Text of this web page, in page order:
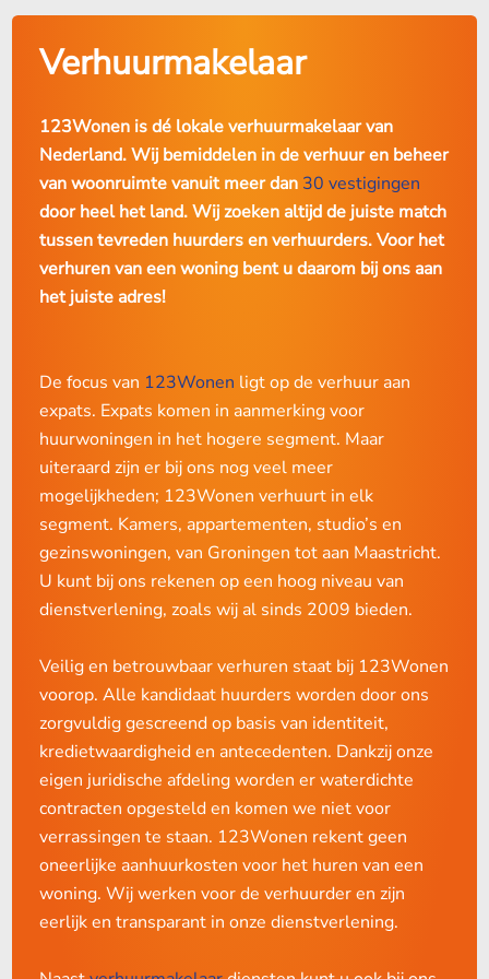
ondernemers die op zoek zijn naar stabiliteit, een fijne
leefomgeving en een betere werk/privébalans – iets waar
Nederland internationaal om bekend staat.
N.B.: Sinds 2020 mogen de partners van de ondernemers
overal werken in Nederland waar ze willen, ook in
loondienst.
Hoewel veel expats zich vaak traditioneel op de Randstad
richten, valt de keuze van veel Amerikaanse families juist
op Eindhoven. Waarom?
In Eindhoven is het betaalbaarder wonen dan in
Amsterdam, Utrecht of ergens anders in de Randstad;
Groen, kindvriendelijk en veilig met veel internationale
scholen en voorzieningen;
Europa via Eindhoven Airport en goed verbonden met
de rest van Europa dankzij de treinverbinding en
autosnelwergen;
Een bloeiend ecosysteem voor technologie en
innovatie, perfect voor ondernemers in o.a. IT, High-
Tech, duurzaamheid of consulting.
Onze ervaring met DAFT-klanten
Bij 123Wonen Eindhoven begeleiden wij maandelijks
meerdere Amerikaanse ondernemers die via het DAFT-
met 2025:
1989-2015: Zie:
https://open.overheid.nl/documenten/e80a42e9-f1c7-
444e-86b9-11bf1a106300/file
2015-2018: € 710,68
2019: € 720,42
2020: € 737,14
2023: € 808,06
2024: € 879,66 (144 punten of meer)
juli 2024: € 1.157,95 (187 punten of meer)
januari 2025: € 1.184,82 (187 punten of meer)
Om aan te tonen dat je woning in de vrije sector valt, heb je
de puntentelling van de aanvang van de huurovereenkomst
Let op: is bij de aanvang een vrije sector huurprijs
gehanteerd, terwijl de woning eigenlijk sociale huur was?
Dan ben je verplicht om de huurprijs uiterlijk per 1 juli
2025 te verlagen naar de maximaal toegestane huur
volgens de huidige puntentelling. Of mogelijk kun je nog
wat energiebesparende maatregelen doorvoeren zodat er
een beter energielabel bereikt wordt en je een hogere
huurprijs mag vragen.
daadwerkelijk geldig is voor de puntentelling. Een
Verhuurmakelaar
123Wonen is dé lokale verhuurmakelaar van
Nederland. Wij bemiddelen in de verhuur en beheer
van woonruimte vanuit meer dan 30 vestigingen
door heel het land. Wij zoeken altijd de juiste match
tussen tevreden huurders en verhuurders. Voor het
verhuren van een woning bent u daarom bij ons aan
het juiste adres!
De focus van 123Wonen ligt op de verhuur aan
expats. Expats komen in aanmerking voor
huurwoningen in het hogere segment. Maar
uiteraard zijn er bij ons nog veel meer
mogelijkheden; 123Wonen verhuurt in elk
segment. Kamers, appartementen, studio’s en
gezinswoningen, van Groningen tot aan Maastricht.
U kunt bij ons rekenen op een hoog niveau van
dienstverlening, zoals wij al sinds 2009 bieden.
Veilig en betrouwbaar verhuren staat bij 123Wonen
voorop. Alle kandidaat huurders worden door ons
zorgvuldig gescreend op basis van identiteit,
kredietwaardigheid en antecedenten. Dankzij onze
eigen juridische afdeling worden er waterdichte
contracten opgesteld en komen we niet voor
verrassingen te staan. 123Wonen rekent geen
oneerlijke aanhuurkosten voor het huren van een
woning. Wij werken voor de verhuurder en zijn
eerlijk en transparant in onze dienstverlening.